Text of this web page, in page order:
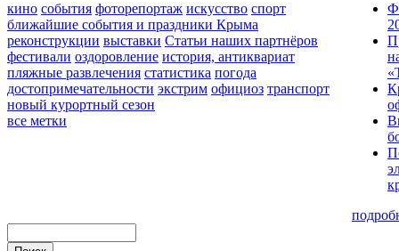
кино события фоторепортаж искусство спорт
ближайшие события и праздники Крыма
реконструкции выставки Статьи наших партнёров
фестивали оздоровление история, антиквариат
пляжные развлечения статистика погода
достопримечательности экстрим официоз транспорт
новый курортный сезон
все метки